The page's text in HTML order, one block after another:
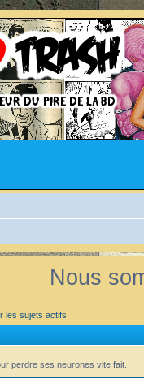
Nous
les sujets actifs
perdre ses neurones vite fait.